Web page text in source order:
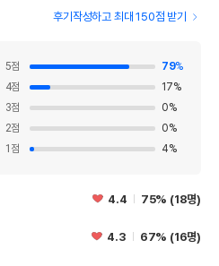
후기작성하고 최대 150점 받기
5점 79%
4점 17%
3점 0%
2점 0%
1 점 4%
4.4 75% (18명)
4.3 67% (16명)